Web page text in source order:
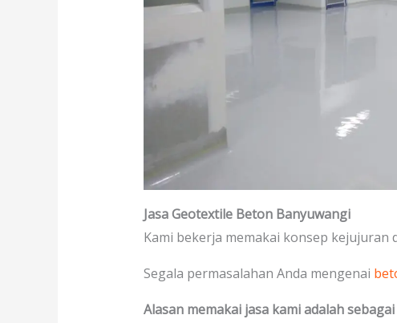
Jasa Geotextile Beton Banyuwangi
Kami bekerja memakai konsep kejujuran
Segala permasalahan Anda mengenai
Alasan memakai jasa kami adalah